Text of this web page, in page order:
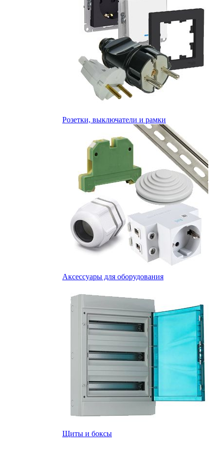
Розетки, выключатели и рамки
Аксессуары для оборудования
Щиты и боксы